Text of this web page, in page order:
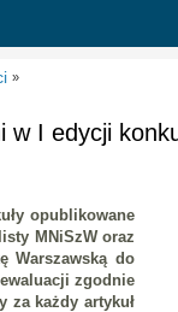
»
w I edycji
opublikowane
MNiSzW oraz
Warszawską do
zgodnie
za każdy artykuł